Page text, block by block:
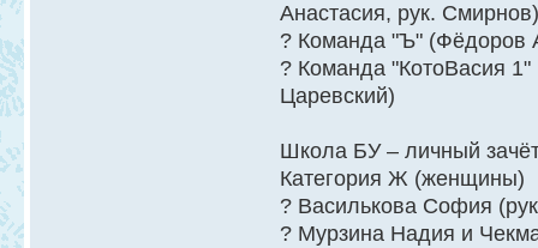
Анастасия, рук.
? Команда "Ъ" (Фёдоров
? Команда "КотоВасия
Царевский)
Школа БУ – личный
Категория Ж (женщины)
? Василькова София
? Мурзина Надия и